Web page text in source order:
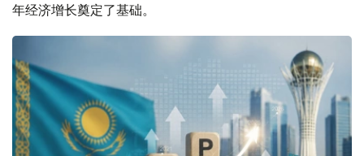
年经济增长奠定了基础。